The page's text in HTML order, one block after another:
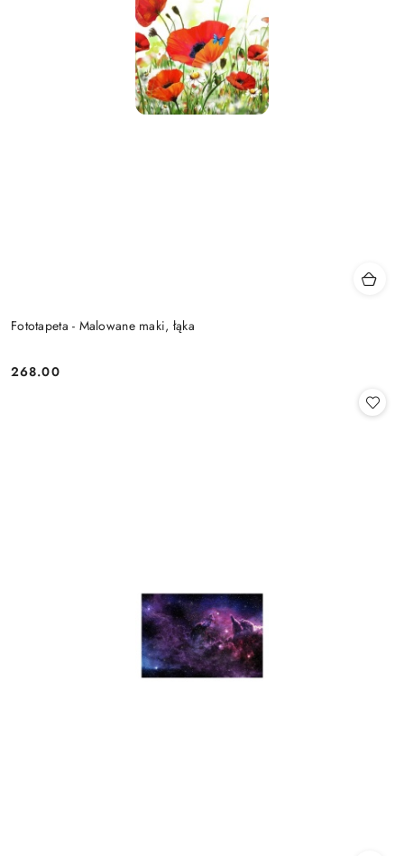
Fototapeta - Malowane maki, łąka
Cena:
268.00